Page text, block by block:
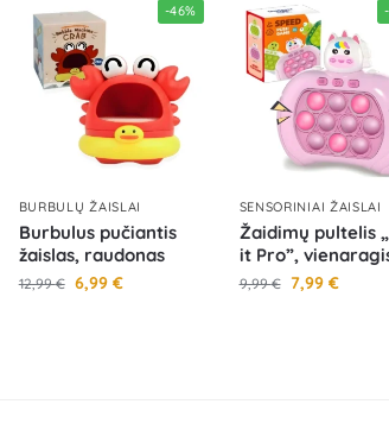
-46%
BURBULŲ ŽAISLAI
Burbulus pučiantis
žaislas, raudonas
12,99€ 6,99 €
SENSORINIAI ŽAISLAI
Žaidimų pultelis
it Pro”,
9,99€ 7,99 €